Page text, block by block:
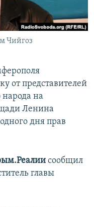
Чийгоз
от представителей
на
Ленина
дня прав
сообщил
главы